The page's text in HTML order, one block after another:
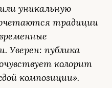
уникальную
традиции
Уверен: публика
колорит
композиции».